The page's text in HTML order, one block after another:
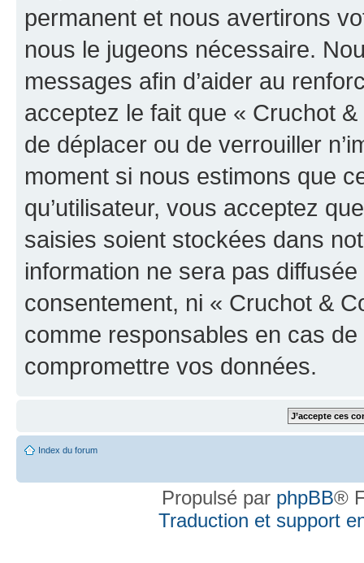
permanent et nous avertirons
nous le jugeons nécessaire.
messages afin d’aider au
acceptez le fait que « Cruchot
de déplacer ou de verrouiller
moment si nous estimons que
qu’utilisateur, vous acceptez
saisies soient stockées dans
information ne sera pas
consentement, ni « Cruchot &
comme responsables en cas
compromettre vos données.
Index du forum
Propulsé par phpBB®
Traduction et support